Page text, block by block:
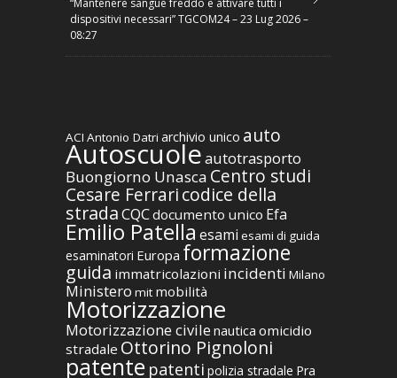
dispositivi necessari” TGCOM24 – 23 Lug 2026 –
08:27
ACI Antonio Datri archivio unico auto
Autoscuoleautotrasporto
Buongiorno Unasca Centro studi
Cesare Ferraricodice della
stradaCQCdocumento unico Efa
Emilio Patella esami esami di guida
esaminatori Europa formazione
guida immatricolazioni incidenti Milano
Ministero mit mobilità
Motorizzazione
Motorizzazione civile nautica omicidio
stradale Ottorino Pignoloni
patente patenti polizia stradale Pra